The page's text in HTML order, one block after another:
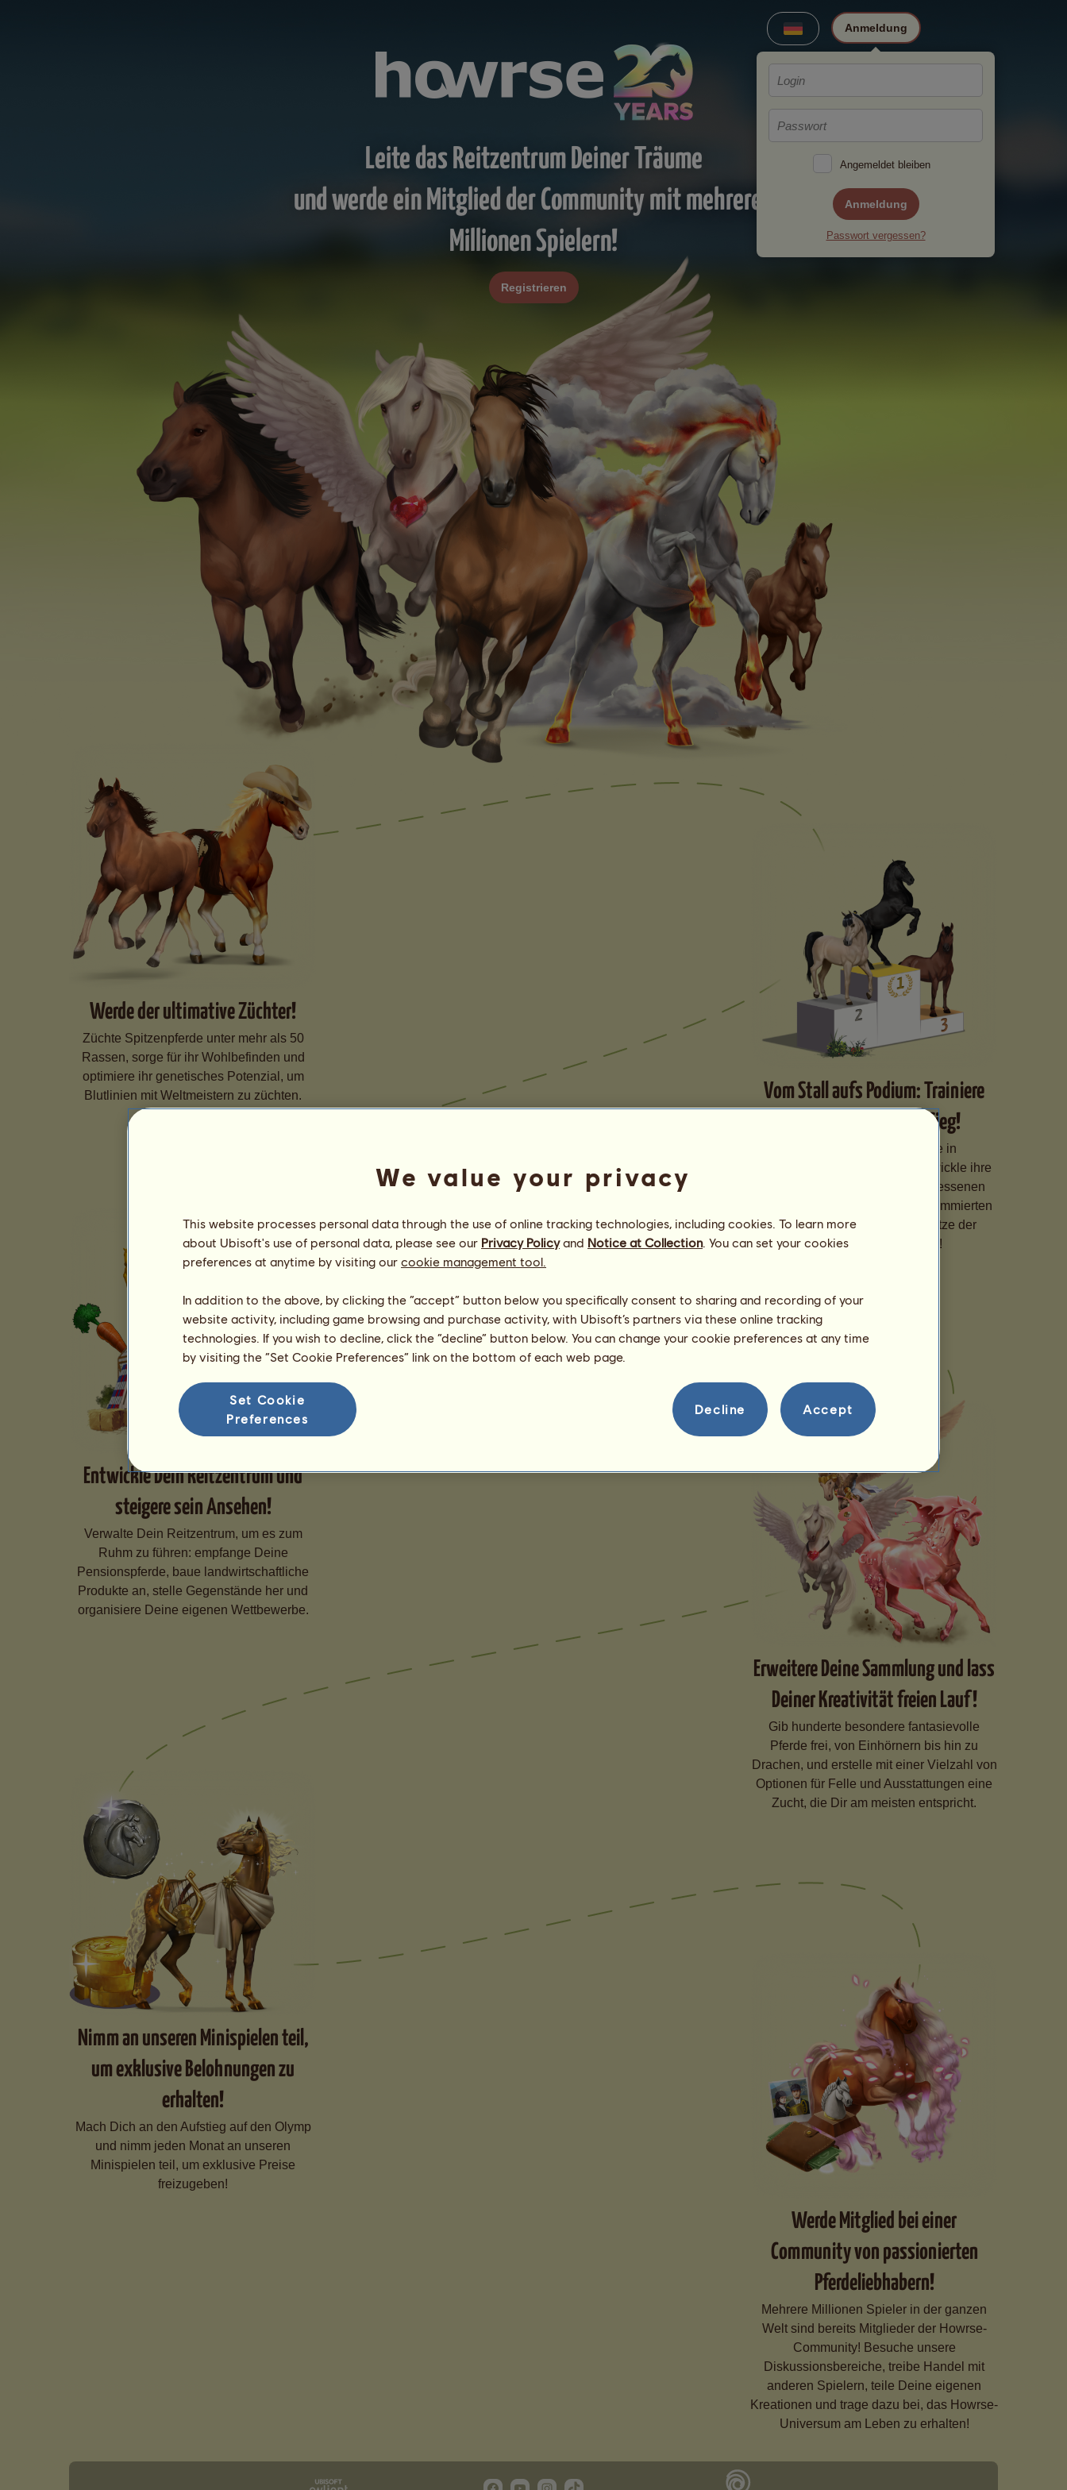
Anmeldung
Angemeldet bleiben
Anmeldung
Passwort vergessen?
Leite das Reitzentrum Deiner Träume
und werde ein Mitglied der Community mit mehreren
Millionen Spielern!
Registrieren
Werde der ultimative Züchter!
Züchte Spitzenpferde unter mehr als 50
Rassen, sorge für ihr Wohlbefinden und
optimiere ihr genetisches Potenzial, um
Blutlinien mit Weltmeistern zu züchten.
Vom Stall aufs Podium: Trainiere
Deine Pferde für den Sieg!
Spezialisiere Deine Pferde in
verschiedenen Disziplinen, entwickle ihre
Fähigkeiten dank eines angemessenen
Trainings und melde sie bei renommierten
Wettbewerben an, um die Spitze der
Rangliste zu erklimmen!
Entwickle Dein Reitzentrum und
steigere sein Ansehen!
Verwalte Dein Reitzentrum, um es zum
Ruhm zu führen: empfange Deine
Pensionspferde, baue landwirtschaftliche
Produkte an, stelle Gegenstände her und
organisiere Deine eigenen Wettbewerbe.
Erweitere Deine Sammlung und lass
Deiner Kreativität freien Lauf!
Gib hunderte besondere fantasievolle
Pferde frei, von Einhörnern bis hin zu
Drachen, und erstelle mit einer Vielzahl von
Optionen für Felle und Ausstattungen eine
Zucht, die Dir am meisten entspricht.
Nimm an unseren Minispielen teil,
um exklusive Belohnungen zu
erhalten!
Mach Dich an den Aufstieg auf den Olymp
und nimm jeden Monat an unseren
Minispielen teil, um exklusive Preise
freizugeben!
Werde Mitglied bei einer
Community von passionierten
Pferdeliebhabern!
Mehrere Millionen Spieler in der ganzen
Welt sind bereits Mitglieder der Howrse-
Community! Besuche unsere
Diskussionsbereiche, treibe Handel mit
anderen Spielern, teile Deine eigenen
Kreationen und trage dazu bei, das Howrse-
Universum am Leben zu erhalten!
We value your privacy
This website processes personal data through the use of online tracking technologies, including cookies. To learn more
about Ubisoft's use of personal data, please see our Privacy Policyand Notice at Collection. You can set your cookies
preferences at anytime by visiting our cookie management tool.
In addition to the above, by clicking the “accept” button below you specifically consent to sharing and recording of your
website activity, including game browsing and purchase activity, with Ubisoft’s partners via these online tracking
technologies. If you wish to decline, click the “decline” button below. You can change your cookie preferences at any time
by visiting the “Set Cookie Preferences” link on the bottom of each web page.
Set Cookie
Preferences
Decline Accept